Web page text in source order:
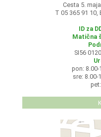
Cesta 5.
T 05 365 91 10,
ID za
Matična
SI56
pon: 8.00-
sre: 8.00-